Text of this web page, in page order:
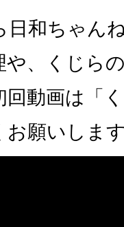
日和ちゃん
、くじら
動画は「
お願いしま